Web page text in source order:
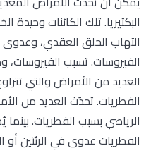
البكتيريا. تلك الكائنات
التهاب الحلق العقدي، وعدوى
الفيروسات. تسبب الفيروسات،
العديد من الأمراض والتي
الفطريات. تحدُث العديد من
الرياضي بسبب الفطريات.
الفطريات عدوى في الرئتين أو